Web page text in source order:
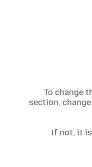
To change
section,
If not, it is